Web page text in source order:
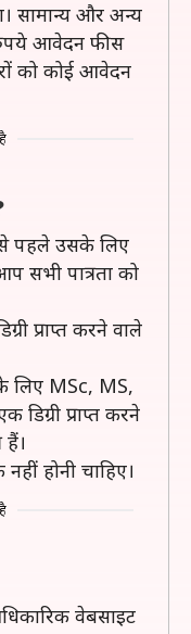
सामान्य और अन्य
रुपये आवेदन फीस
को कोई आवेदन
पहले उसके लिए
सभी पात्रता को
प्राप्त करने वाले
लिए MSc, MS,
प्राप्त करने
होनी चाहिए।
वेबसाइट